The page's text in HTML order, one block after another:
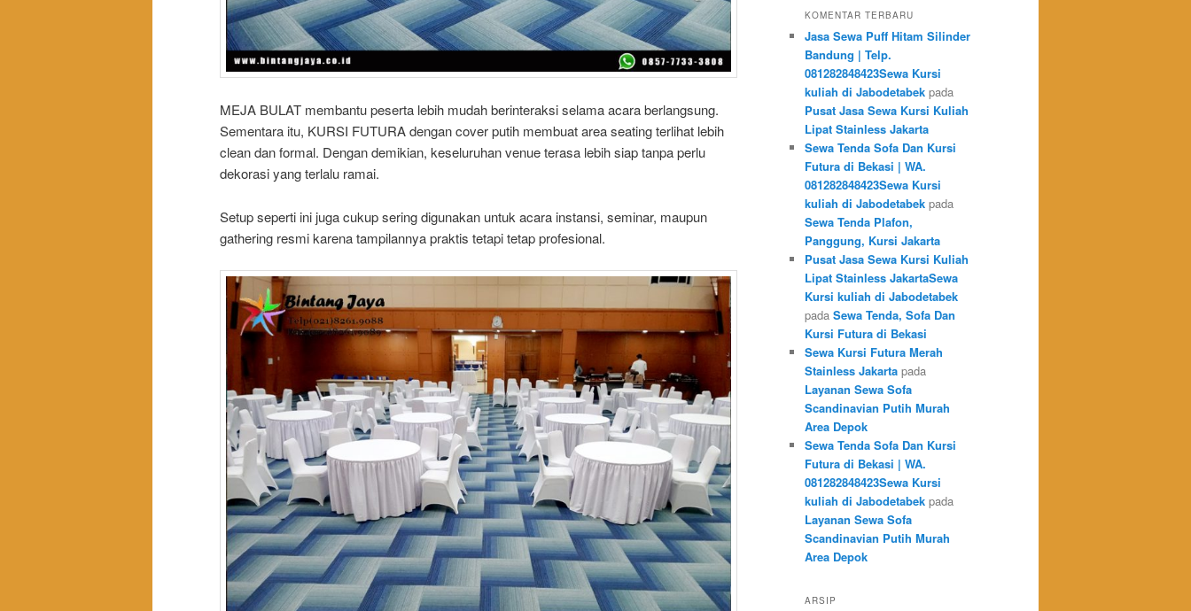
MEJA BULAT membantu peserta lebih mudah berinteraksi selama acara berlangsung.
Sementara itu, KURSI FUTURA dengan cover putih membuat area seating terlihat lebih
clean dan formal. Dengan demikian, keseluruhan venue terasa lebih siap tanpa perlu
dekorasi yang terlalu ramai.
Setup seperti ini juga cukup sering digunakan untuk acara instansi, seminar, maupun
gathering resmi karena tampilannya praktis tetapi tetap profesional.
KOMENTAR TERBARU
Jasa Sewa Puff Hitam Silinder
Bandung | Telp.
081282848423Sewa Kursi
kuliah di Jabodetabek pada
Pusat Jasa Sewa Kursi Kuliah
Lipat Stainless Jakarta
Sewa Tenda Sofa Dan Kursi
Futura di Bekasi | WA.
081282848423Sewa Kursi
kuliah di Jabodetabek pada
Sewa Tenda Plafon,
Panggung, Kursi Jakarta
Pusat Jasa Sewa Kursi Kuliah
Lipat Stainless JakartaSewa
Kursi kuliah di Jabodetabek
pada Sewa Tenda, Sofa Dan
Kursi Futura di Bekasi
Sewa Kursi Futura Merah
Stainless Jakarta pada
Layanan Sewa Sofa
Scandinavian Putih Murah
Area Depok
Sewa Tenda Sofa Dan Kursi
Futura di Bekasi | WA.
081282848423Sewa Kursi
kuliah di Jabodetabek pada
Layanan Sewa Sofa
Scandinavian Putih Murah
Area Depok
ARSIP